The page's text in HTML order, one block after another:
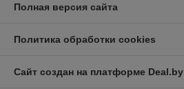
Полная версия сайта
Политика обработки cookies
Сайт создан на платформе Deal.by